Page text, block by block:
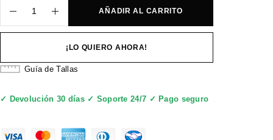
AÑADIR AL CARRITO
¡LO QUIERO AHORA!
Guía de Tallas
✓ Devolución 30 días ✓ Soporte 24/7 ✓ Pago seguro